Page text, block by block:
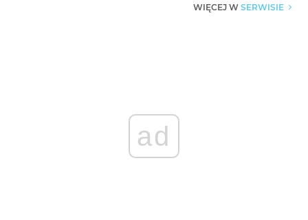
SERWISIE ▶
ad